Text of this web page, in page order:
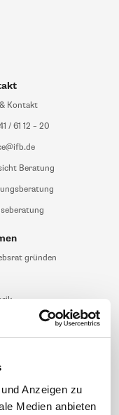
Anzeigen zu
Medien anbieten
Kontakt
/ 61 12 – 20
Beratung
gründen
Sie uns